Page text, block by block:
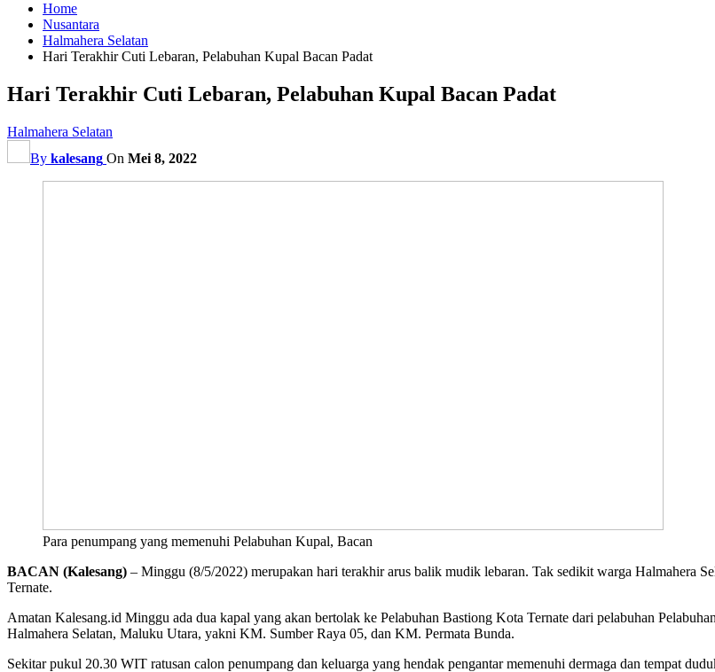
Home
Nusantara
Halmahera Selatan
Hari Terakhir Cuti Lebaran, Pelabuhan Kupal Bacan Padat
Hari Terakhir Cuti Lebaran, Pelabuhan Kupal Bacan Padat
Halmahera Selatan
By kalesang On Mei 8, 2022
Para penumpang yang memenuhi Pelabuhan Kupal, Bacan
BACAN (Kalesang) – Minggu (8/5/2022) merupakan hari terakhir arus balik mudik lebaran. Tak sedikit warga Halmahera
Ternate.
Amatan Kalesang.id Minggu ada dua kapal yang akan bertolak ke Pelabuhan Bastiong Kota Ternate dari pelabuhan
Halmahera Selatan, Maluku Utara, yakni KM. Sumber Raya 05, dan KM. Permata Bunda.
Sekitar pukul 20.30 WIT ratusan calon penumpang dan keluarga yang hendak pengantar memenuhi dermaga dan tempat